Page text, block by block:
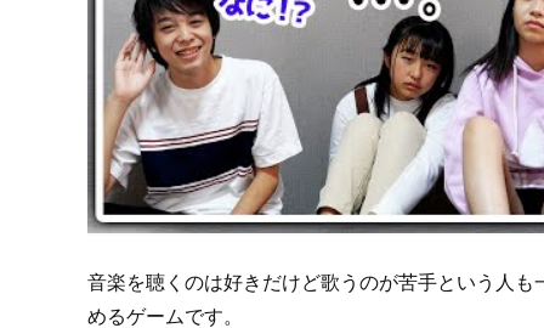
音楽を聴くのは好きだけど歌うのが苦手という人
めるゲームです。